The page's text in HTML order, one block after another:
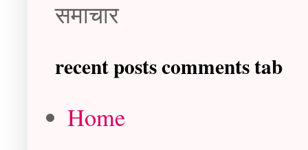
समाचार
recent posts comments tab
Home